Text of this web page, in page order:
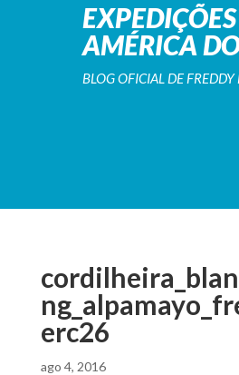
AMÉRICA
BLOG OFICIAL DE FREDDY
erc26
ago 4, 2016